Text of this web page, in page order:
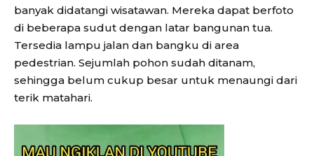
banyak didatangi wisatawan. Mereka dapat berfoto
di beberapa sudut dengan latar bangunan tua.
Tersedia lampu jalan dan bangku di area
pedestrian. Sejumlah pohon sudah ditanam,
sehingga belum cukup besar untuk menaungi dari
terik matahari.